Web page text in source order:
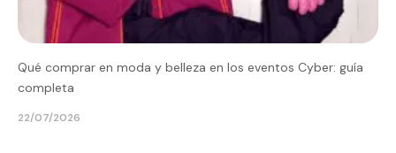
Qué comprar en moda y belleza en los eventos Cyber: guía
completa
22/07/2026